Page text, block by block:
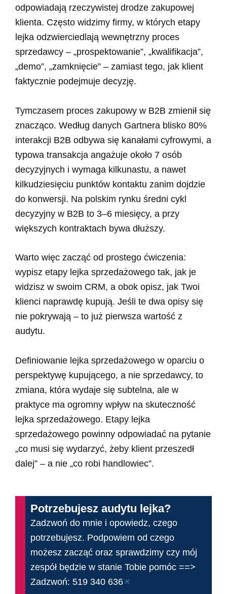
odpowiadają rzeczywistej drodze zakupowej
klienta. Często widzimy firmy, w których etapy
lejka odzwierciedlają wewnętrzny proces
sprzedawcy – „prospektowanie”, „kwalifikacja”,
„demo”, „zamknięcie” – zamiast tego, jak klient
faktycznie podejmuje decyzję.
Tymczasem proces zakupowy w B2B zmienił się
znacząco. Według danych Gartnera blisko 80%
interakcji B2B odbywa się kanałami cyfrowymi, a
typowa transakcja angażuje około 7 osób
decyzyjnych i wymaga kilkunastu, a nawet
kilkudziesięciu punktów kontaktu zanim dojdzie
do konwersji. Na polskim rynku średni cykl
decyzyjny w B2B to 3–6 miesięcy, a przy
większych kontraktach bywa dłuższy.
Warto więc zacząć od prostego ćwiczenia:
wypisz etapy lejka sprzedażowego tak, jak je
widzisz w swoim CRM, a obok opisz, jak Twoi
klienci naprawdę kupują. Jeśli te dwa opisy się
nie pokrywają – to już pierwsza wartość z
audytu.
Definiowanie lejka sprzedażowego w oparciu o
perspektywę kupującego, a nie sprzedawcy, to
zmiana, która wydaje się subtelna, ale w
praktyce ma ogromny wpływ na skuteczność
lejka sprzedażowego. Etapy lejka
sprzedażowego powinny odpowiadać na pytanie
„co musi się wydarzyć, żeby klient przeszedł
dalej” – a nie „co robi handlowiec”.
Potrzebujesz audytu lejka?
Zadzwoń do mnie i opowiedz, czego
potrzebujesz. Podpowiem od czego
możesz zacząć oraz sprawdzimy czy mój
zespół będzie w stanie Tobie pomóc ==>
Zadzwoń: 519 340 636 ×